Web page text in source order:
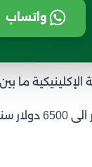
واتساب